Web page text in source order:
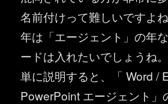
名前付けって難しいですよ
年は「エージェント」の年
ードは入れたいでしょうね
単に説明すると、「 Word /
PowerPoint エージェント」